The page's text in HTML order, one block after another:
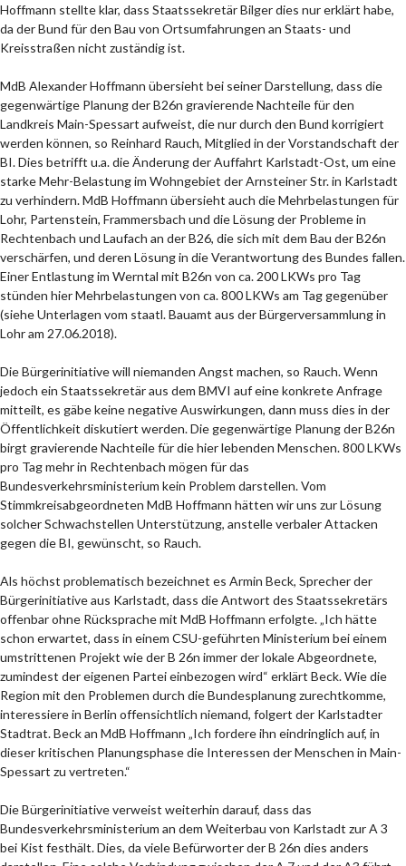
Hoffmann stellte klar, dass Staatssekretär Bilger dies nur erklärt habe,
da der Bund für den Bau von Ortsumfahrungen an Staats- und
Kreisstraßen nicht zuständig ist.
MdB Alexander Hoffmann übersieht bei seiner Darstellung, dass die
gegenwärtige Planung der B26n gravierende Nachteile für den
Landkreis Main-Spessart aufweist, die nur durch den Bund korrigiert
werden können, so Reinhard Rauch, Mitglied in der Vorstandschaft der
BI. Dies betrifft u.a. die Änderung der Auffahrt Karlstadt-Ost, um eine
starke Mehr-Belastung im Wohngebiet der Arnsteiner Str. in Karlstadt
zu verhindern. MdB Hoffmann übersieht auch die Mehrbelastungen für
Lohr, Partenstein, Frammersbach und die Lösung der Probleme in
Rechtenbach und Laufach an der B26, die sich mit dem Bau der B26n
verschärfen, und deren Lösung in die Verantwortung des Bundes fallen.
Einer Entlastung im Werntal mit B26n von ca. 200 LKWs pro Tag
stünden hier Mehrbelastungen von ca. 800 LKWs am Tag gegenüber
(siehe Unterlagen vom staatl. Bauamt aus der Bürgerversammlung in
Lohr am 27.06.2018).
Die Bürgerinitiative will niemanden Angst machen, so Rauch. Wenn
jedoch ein Staatssekretär aus dem BMVI auf eine konkrete Anfrage
mitteilt, es gäbe keine negative Auswirkungen, dann muss dies in der
Öffentlichkeit diskutiert werden. Die gegenwärtige Planung der B26n
birgt gravierende Nachteile für die hier lebenden Menschen. 800 LKWs
pro Tag mehr in Rechtenbach mögen für das
Bundesverkehrsministerium kein Problem darstellen. Vom
Stimmkreisabgeordneten MdB Hoffmann hätten wir uns zur Lösung
solcher Schwachstellen Unterstützung, anstelle verbaler Attacken
gegen die BI, gewünscht, so Rauch.
Als höchst problematisch bezeichnet es Armin Beck, Sprecher der
Bürgerinitiative aus Karlstadt, dass die Antwort des Staatssekretärs
offenbar ohne Rücksprache mit MdB Hoffmann erfolgte. „Ich hätte
schon erwartet, dass in einem CSU-geführten Ministerium bei einem
umstrittenen Projekt wie der B 26n immer der lokale Abgeordnete,
zumindest der eigenen Partei einbezogen wird“ erklärt Beck. Wie die
Region mit den Problemen durch die Bundesplanung zurechtkomme,
interessiere in Berlin offensichtlich niemand, folgert der Karlstadter
Stadtrat. Beck an MdB Hoffmann „Ich fordere ihn eindringlich auf, in
dieser kritischen Planungsphase die Interessen der Menschen in Main-
Spessart zu vertreten.“
Die Bürgerinitiative verweist weiterhin darauf, dass das
Bundesverkehrsministerium an dem Weiterbau von Karlstadt zur A 3
bei Kist festhält. Dies, da viele Befürworter der B 26n dies anders